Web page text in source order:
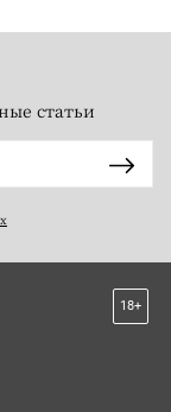
статьи
18+